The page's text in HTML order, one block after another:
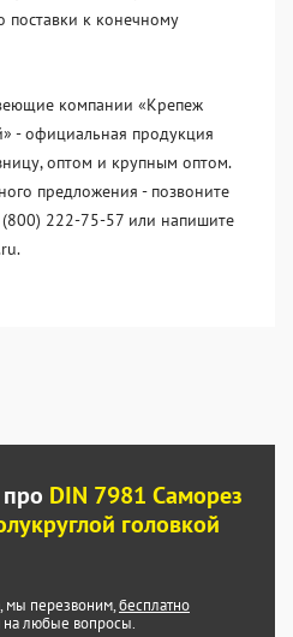
поставки к конечному
компании «Крепеж
- официальная продукция
оптом и крупным оптом.
предложения - позвоните
222-75-57 или напишите
DIN 7981 Саморез
головкой
мы перезвоним,бесплатно
на любые вопросы.